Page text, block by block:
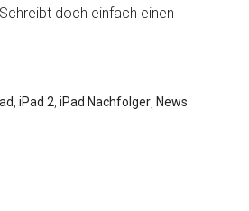
doch einfach einen
,iPad 2 ,iPad Nachfolger News